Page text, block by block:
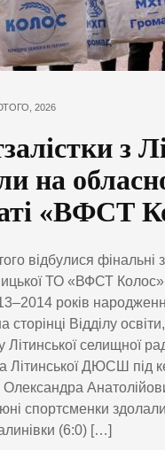
2026
з
на
«ВФСТ
відбулися фінальні
ТО «ВФСТ
років
Відділу
Літинської селищної
Літинської ДЮСШ під
спортсменки
(6:0) […]